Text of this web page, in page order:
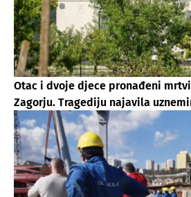
Otac i dvoje djece pronađeni
Zagorju. Tragediju najavila